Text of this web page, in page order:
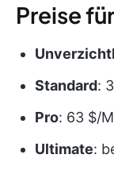
Preise
Standard:
Pro: 63 $/
Ultimate: